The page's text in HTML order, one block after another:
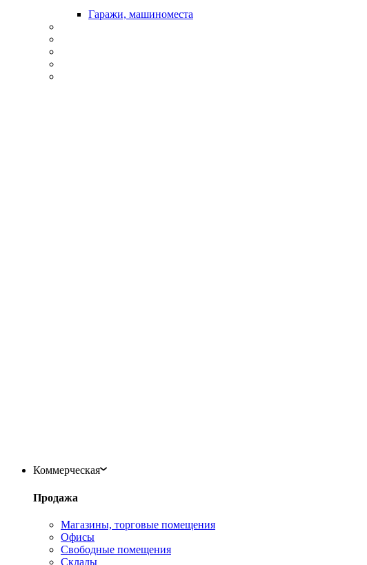
Гаражи, машиноместа
Коммерческая
Продажа
Магазины, торговые помещения
Офисы
Свободные помещения
Склады